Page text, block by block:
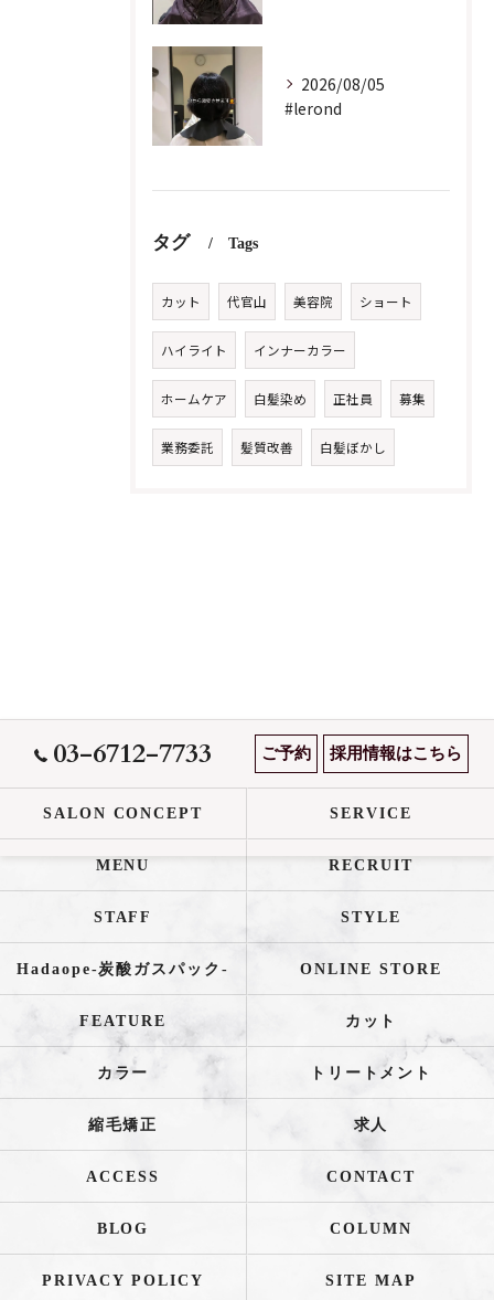
2026/08/05
#lerond
タグ Tags
カット 代官山 美容院 ショート
ハイライト インナーカラー
ホームケア 白髪染め 正社員 募集
業務委託 髪質改善 白髪ぼかし
03-6712-7733 ご予約 採用情報はこちら
SALON CONCEPT SERVICE
MENU RECRUIT
STAFF STYLE
Hadaope-炭酸ガスパック- ONLINE STORE
FEATURE カット
カラー トリートメント
縮毛矯正 求人
ACCESS CONTACT
BLOG COLUMN
PRIVACY POLICY SITE MAP